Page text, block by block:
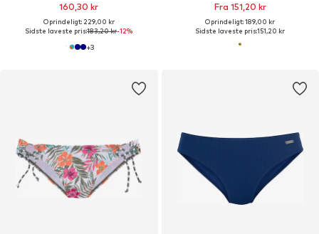
160,30 kr
Oprindeligt: 229,00 kr
Sidste laveste pris:183,20 kr-12%
+3
Fra 151,20 kr
Oprindeligt: 189,00 kr
Sidste laveste pris:151,20 kr